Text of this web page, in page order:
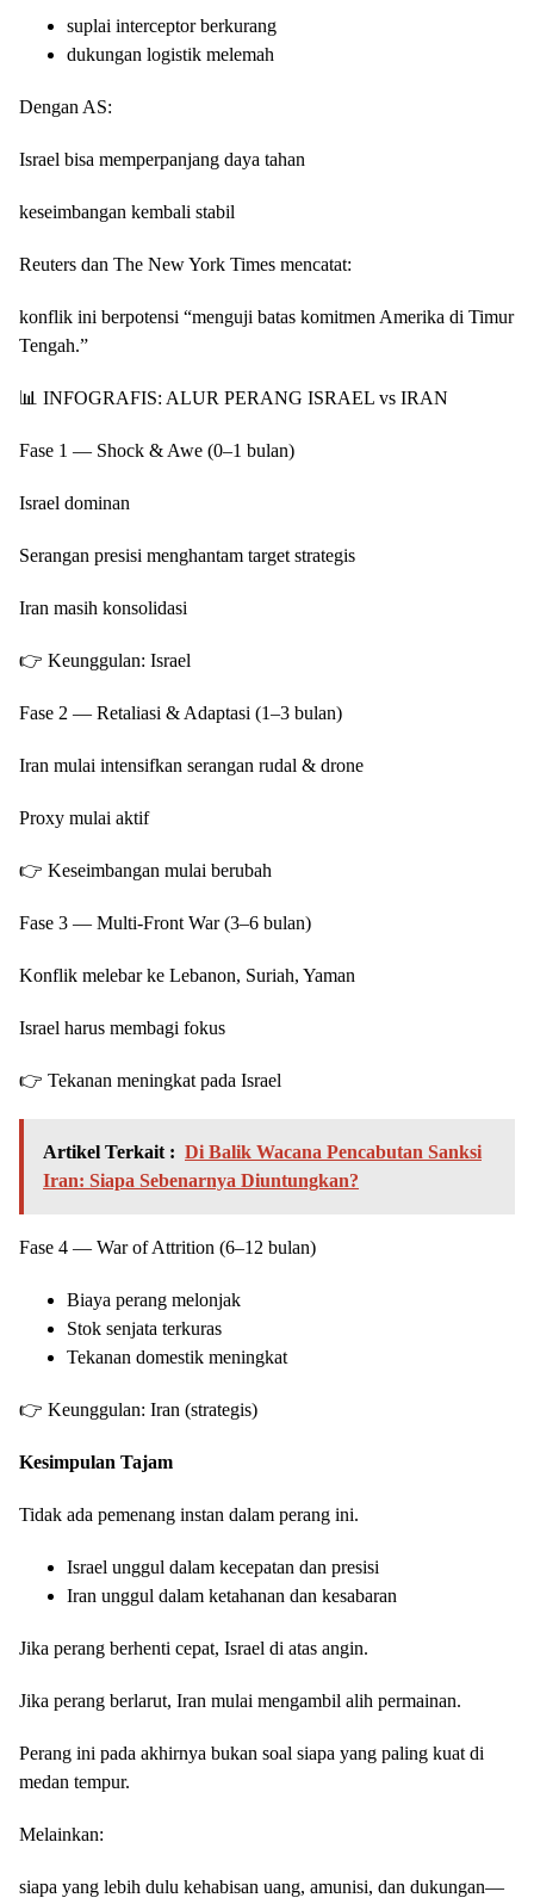
suplai interceptor berkurang
dukungan logistik melemah
Dengan AS:
Israel bisa memperpanjang daya tahan
keseimbangan kembali stabil
Reuters dan The New York Times mencatat:
konflik ini berpotensi “menguji batas komitmen Amerika di Timur
Tengah.”
📊 INFOGRAFIS: ALUR PERANG ISRAEL vs IRAN
Fase 1 — Shock & Awe (0–1 bulan)
Israel dominan
Serangan presisi menghantam target strategis
Iran masih konsolidasi
👉 Keunggulan: Israel
Fase 2 — Retaliasi & Adaptasi (1–3 bulan)
Iran mulai intensifkan serangan rudal & drone
Proxy mulai aktif
👉 Keseimbangan mulai berubah
Fase 3 — Multi-Front War (3–6 bulan)
Konflik melebar ke Lebanon, Suriah, Yaman
Israel harus membagi fokus
👉 Tekanan meningkat pada Israel
Artikel Terkait : Di Balik Wacana Pencabutan Sanksi
Iran: Siapa Sebenarnya Diuntungkan?
Fase 4 — War of Attrition (6–12 bulan)
Biaya perang melonjak
Stok senjata terkuras
Tekanan domestik meningkat
👉 Keunggulan: Iran (strategis)
Kesimpulan Tajam
Tidak ada pemenang instan dalam perang ini.
Israel unggul dalam kecepatan dan presisi
Iran unggul dalam ketahanan dan kesabaran
Jika perang berhenti cepat, Israel di atas angin.
Jika perang berlarut, Iran mulai mengambil alih permainan.
Perang ini pada akhirnya bukan soal siapa yang paling kuat di
medan tempur.
Melainkan:
siapa yang lebih dulu kehabisan uang, amunisi, dan dukungan—